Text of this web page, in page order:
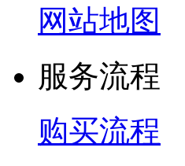
网站地图
服务流程
购买流程